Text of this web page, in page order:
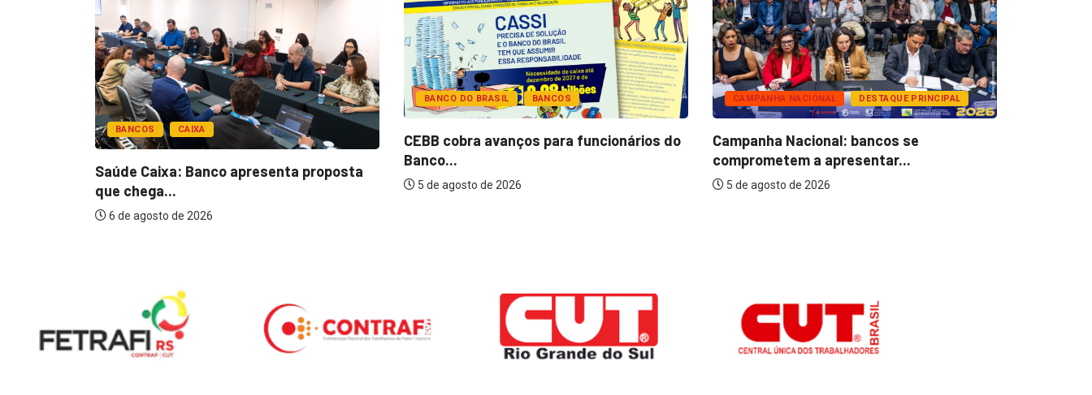
BANCOS CAIXA
Saúde Caixa: Banco apresenta proposta
que chega...
6 de agosto de 2026
BANCO DO BRASIL BANCOS
CEBB cobra avanços para funcionários do
Banco...
5 de agosto de 2026
CAMPANHA NACIONAL DESTAQUE PRINCIPAL
Campanha Nacional: bancos se
comprometem a apresentar...
5 de agosto de 2026